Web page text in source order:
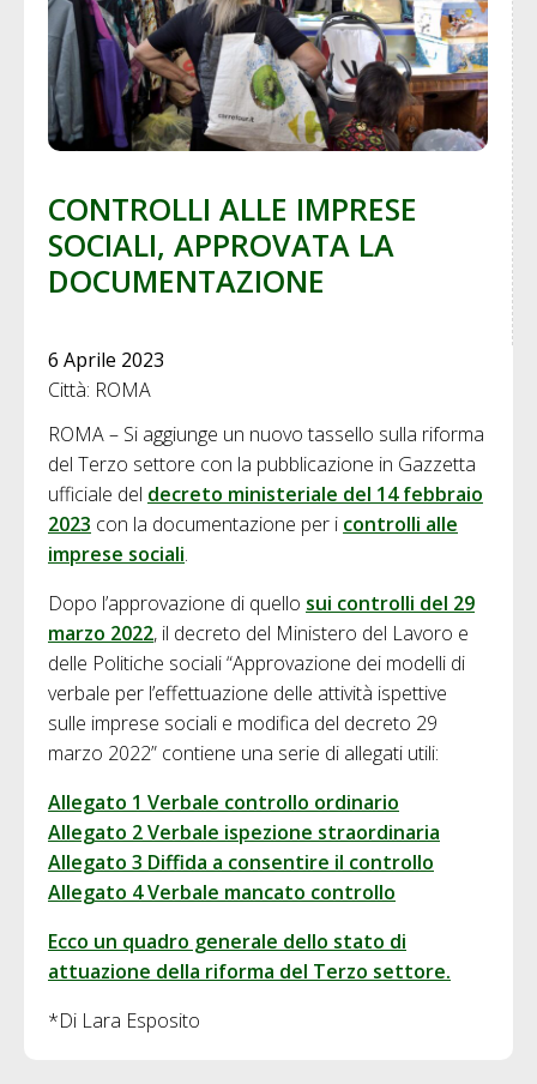
CONTROLLI ALLE IMPRESE
SOCIALI, APPROVATA LA
DOCUMENTAZIONE
6 Aprile 2023
Città: ROMA
ROMA – Si aggiunge un nuovo tassello sulla riforma
del Terzo settore con la pubblicazione in Gazzetta
ufficiale del decreto ministeriale del 14 febbraio
2023 con la documentazione per i controlli alle
imprese sociali.
Dopo l’approvazione di quello sui controlli del 29
marzo 2022, il decreto del Ministero del Lavoro e
delle Politiche sociali “Approvazione dei modelli di
verbale per l’effettuazione delle attività ispettive
sulle imprese sociali e modifica del decreto 29
marzo 2022” contiene una serie di allegati utili:
Allegato 1 Verbale controllo ordinario
Allegato 2 Verbale ispezione straordinaria
Allegato 3 Diffida a consentire il controllo
Allegato 4 Verbale mancato controllo
Ecco un quadro generale dello stato di
attuazione della riforma del Terzo settore.
*Di Lara Esposito